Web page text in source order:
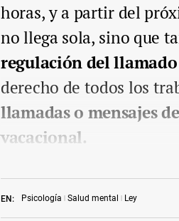
EN: Psicología Salud mental Ley
horas, y a partir del
no llega sola, sino que
regulación del
derecho de todos los
llamadas o mensajes
vacacional.